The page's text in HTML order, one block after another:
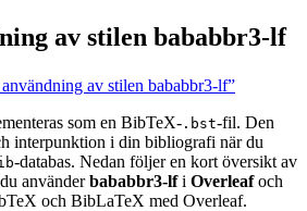
av stilen bababbr3-lf
av stilen bababbr3-lf”
som en BibTeX-.bst-fil. Den
interpunktion i din bibliografi när du
-databas. Nedan följer en kort översikt av
använderbababbr3-lfi Overleafoch
och BibLaTeX med Overleaf.